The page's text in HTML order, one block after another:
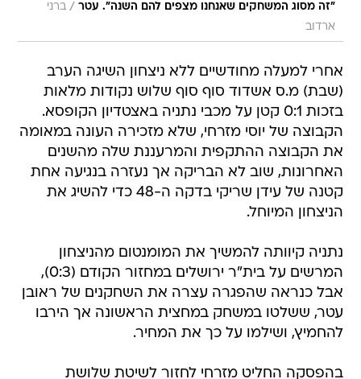
"זה מסוג המשחקים שאנחנו מצפים להם השנה". עטר / ברני
ארדוב
אחרי למעלה מחודשיים ללא ניצחון השיגה הערב
(שבת) מ.ס אשדוד סוף סוף שלוש נקודות מלאות
בזכות 0:1 קטן על מכבי נתניה באצטדיון הקופסא.
הקבוצה של יוסי מזרחי, שלא מזכירה העונה במאומה
את הקבוצה ההתקפית והמרעננת שלה מהשנים
האחרונות, שוב לא הבריקה אך נעזרה בנגיעה אחת
קטנה של עידן שריקי בדקה ה-48 כדי להשיג את
הניצחון המיוחל.
נתניה קיוותה להמשיך את המומנטום מהניצחון
המרשים על בית"ר ירושלים במחזור הקודם (0:3),
אבל כנראה שהפגרה עצרה את השחקנים של ראובן
עטר, ששלטו במשחק במחצית הראשונה אך הירבו
להחמיץ, ושילמו על כך את המחיר.
בהפסקה החליט מזרחי לחזור לשיטת שלושת